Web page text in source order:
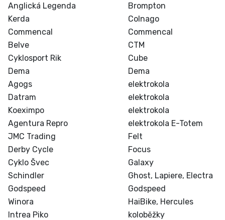
Anglická Legenda
Brompton
Kerda
Colnago
Commencal
Commencal
Belve
CTM
Cyklosport Rik
Cube
Dema
Dema
Agogs
elektrokola
Datram
elektrokola
Koeximpo
elektrokola
Agentura Repro
elektrokola E-Totem
JMC Trading
Felt
Derby Cycle
Focus
Cyklo Švec
Galaxy
Schindler
Ghost, Lapiere, Electra
Godspeed
Godspeed
Winora
HaiBike, Hercules
Intrea Piko
koloběžky